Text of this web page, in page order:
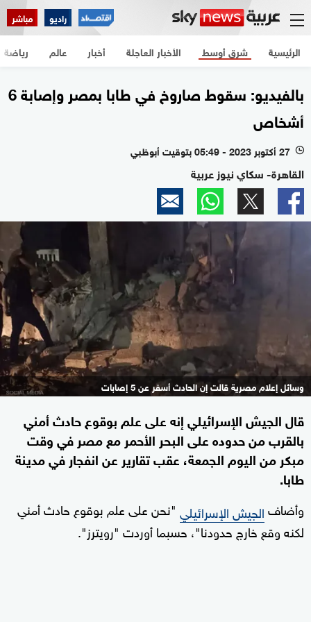
راديو مباشر
الرئيسية الأخبار العاجلة أخبار شرق أوسط عالم رياضة
بالفيديو: سقوط صاروخ في طابا بمصر وإصابة 6
أشخاص
l 27 أكتوبر 2023 - 05:49 بتوقيت أبوظبي
القاهرة- سكاي نيوز عربية
وسائل إعلام مصرية قالت إن الحادث أسفر عن 5 إصابات
قال الجيش الإسرائيلي إنه على علم بوقوع حادث أمني
بالقرب من حدوده على البحر الأحمر مع مصر في وقت
مبكر من اليوم الجمعة، عقب تقارير عن انفجار في مدينة
طابا.
وأضافالجيش الإسرائيلي "نحن على علم بوقوع حادث أمني
لكنه وقع خارج حدودنا"، حسبما أوردت "رويترز".